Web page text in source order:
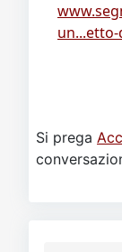
Si prega